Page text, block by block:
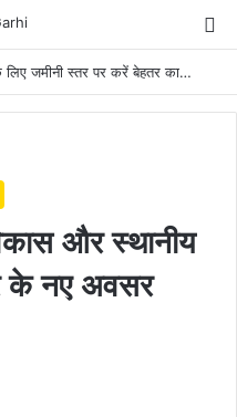
कर्तव्यनिष्ठ होकर जनसेवा एवं सुशासन के लिए जमीनी स्तर पर करें बेहतर कार्य: मुख्यमंत्री
और स्थानीय
के नए अवसर